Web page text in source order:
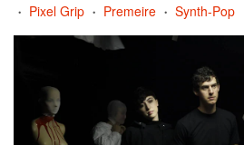
• Pixel Grip • Premeire • Synth-Pop